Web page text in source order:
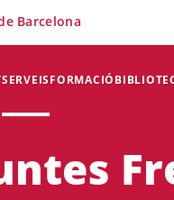
SERVEISFORMACIÓ
Barcelona